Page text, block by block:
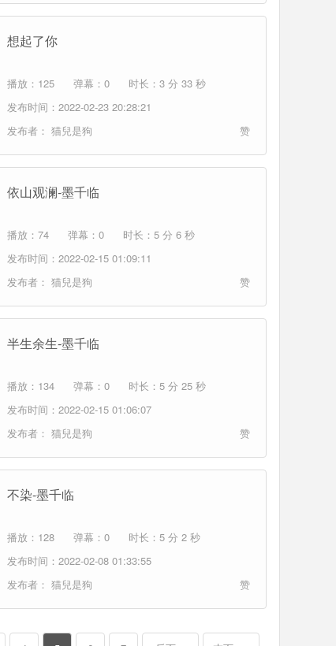
想起了你
播放：125 弹幕：0
时长：3 分 33 秒
发布时间：2022-02-23 20:28:21
发布者： 猫兒是狗 赞
依山观澜-墨千临
播放：74 弹幕：0
时长：5 分 6 秒
发布时间：2022-02-15 01:09:11
发布者： 猫兒是狗 赞
半生余生-墨千临
播放：134 弹幕：0
时长：5 分 25 秒
发布时间：2022-02-15 01:06:07
发布者： 猫兒是狗 赞
不染-墨千临
播放：128 弹幕：0
时长：5 分 2 秒
发布时间：2022-02-08 01:33:55
发布者： 猫兒是狗 赞